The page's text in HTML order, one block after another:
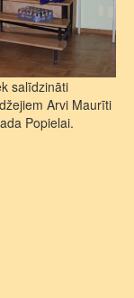
salīdzināti
Arvi Maurīti
Popielai.